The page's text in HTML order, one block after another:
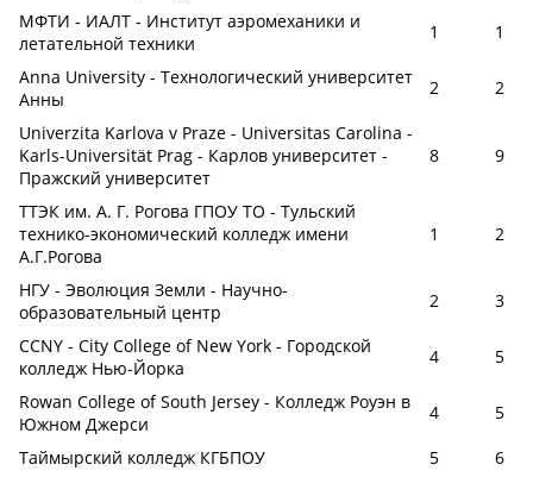
МФТИ - ИАЛТ - Институт аэромеханики и
летательной техники
1
1
Anna University - Технологический университет
Анны
2
2
Univerzita Karlova v Praze - Universitas Carolina -
Karls-Universität Prag - Карлов университет -
Пражский университет
8 9
ТТЭК им. А. Г. Рогова ГПОУ ТО - Тульский
технико-экономический колледж имени
А.Г.Рогова
1 2
НГУ - Эволюция Земли - Научно-
образовательный центр
2
3
CCNY - City College of New York - Городской
колледж Нью-Йорка
4
5
Rowan College of South Jersey - Колледж Роуэн в
Южном Джерси
4
5
Таймырский колледж КГБПОУ
5
6